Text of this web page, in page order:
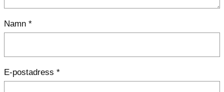
Namn *
E-postadress *